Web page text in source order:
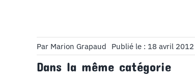
Par Marion Grapaud Publié le : 18 avril 2012
Dans la même catégorie